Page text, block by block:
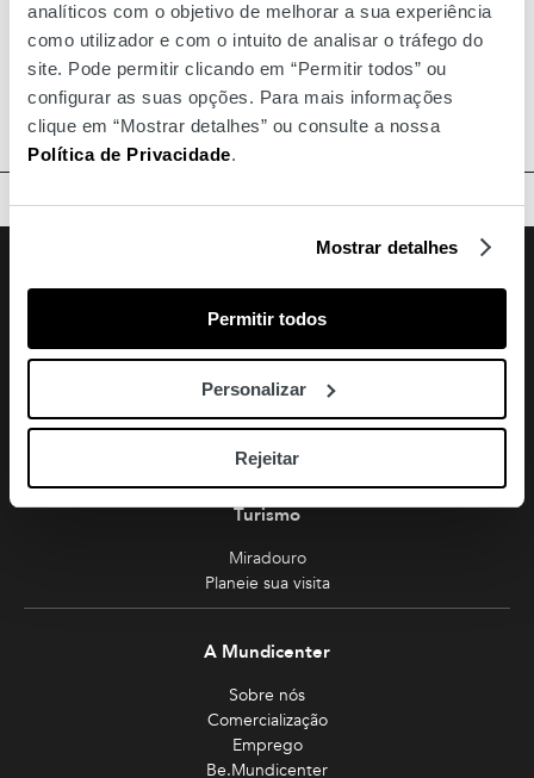
analíticos com o objetivo de melhorar a sua experiência
como utilizador e com o intuito de analisar o tráfego do
site. Pode permitir clicando em “Permitir todos” ou
configurar as suas opções. Para mais informações
clique em “Mostrar detalhes” ou consulte a nossa
Política de Privacidade.
Mostrar detalhes
Permitir todos
Personalizar
Rejeitar
As marcas que temos na nossa loja são: Babyliss pro,
Framesi, filarmónica, Eti, Lóreal, Eurostil, Eugene perma,
Schwarzkopt, Tigi, Revlon, Black, Enzo, Termix, Wahl e
Tweezerman.
FacebookInstagramYoutube
Amoreiras
213 810 200 (chamada rede fixa nacional)
amoreiras-shopping@mundicenter.pt
Av. Eng. Duarte Pacheco
1070-103 Lisboa
Turismo
Miradouro
Planeie sua visita
A Mundicenter
Sobre nós
Comercialização
Emprego
Be.Mundicenter